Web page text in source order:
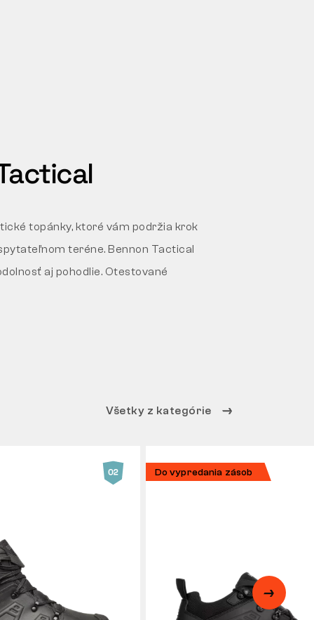
topánky, ktoré vám podržia krok
teréne. Bennon Tactical
aj pohodlie. Otestované
Všetky z kategórie
Do vypredania zásob